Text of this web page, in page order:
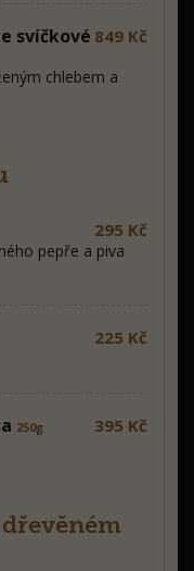
svíčkové 849 Kč
chlebem a
295 Kč
pepře a piva
225 Kč
250g 395 Kč